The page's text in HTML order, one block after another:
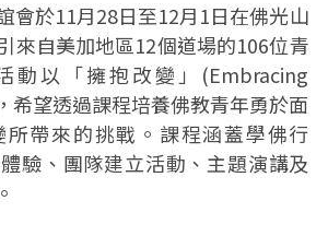
會於11月28日至12月1日在佛光山
來自美加地區12個道場的106位青
動以「擁抱改變」(Embracing
希望透過課程培養佛教青年勇於面
帶來的挑戰。課程涵蓋學佛行
驗、團隊建立活動、主題演講及